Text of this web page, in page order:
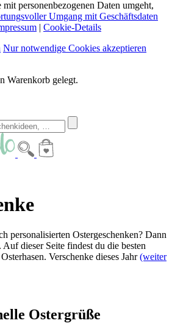
personenbezogenen Daten umgeht,
Umgang mit Geschäftsdaten
| Cookie-Details
Nur notwendige Cookies akzeptieren
Warenkorb gelegt.
personalisierten Ostergeschenken? Dann
dieser Seite findest du die besten
Verschenke dieses Jahr(weiter
Ostergrüße